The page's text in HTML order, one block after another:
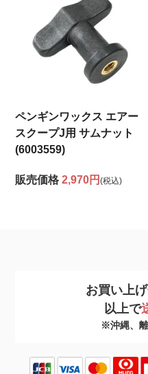
ペンギンワックス エアー
スクープJ用 サムナット
(6003559)
販売価格 2,970円(税込)
お買い上
以上で
※沖縄、